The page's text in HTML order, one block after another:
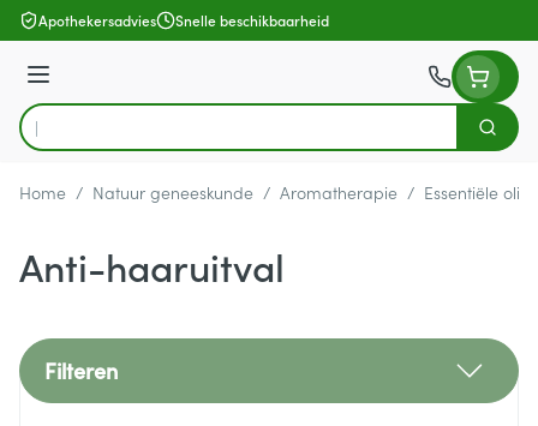
Ga naar de inhoud
Apothekersadvies Snelle beschikbaarheid
Menu
Product, merk, categorie...
Zoek
Home / Natuur geneeskunde / Aromatherapie / Essentiële oliën
Anti-haaruitval
Filteren